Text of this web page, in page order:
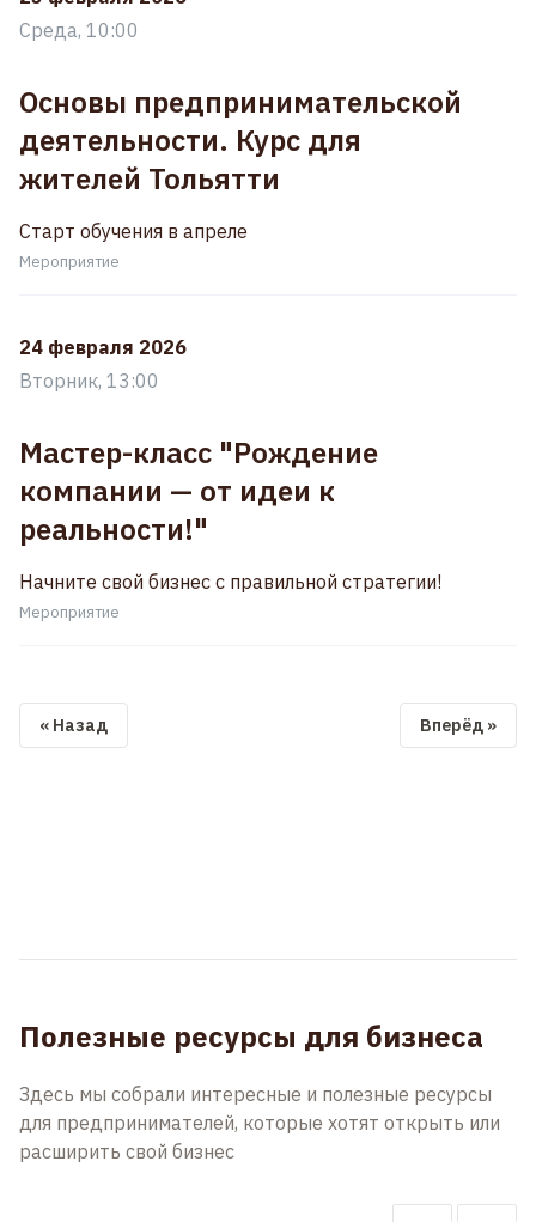
Среда, 10:00
Основы предпринимательской
деятельности. Курс для
жителей Тольятти
Старт обучения в апреле
Мероприятие
24 февраля 2026
Вторник, 13:00
Мастер-класс "Рождение
компании — от идеи к
реальности!"
Начните свой бизнес с правильной стратегии!
Мероприятие
« Назад Вперёд »
Полезные ресурсы для бизнеса
Здесь мы собрали интересные и полезные ресурсы
для предпринимателей, которые хотят открыть или
расширить свой бизнес